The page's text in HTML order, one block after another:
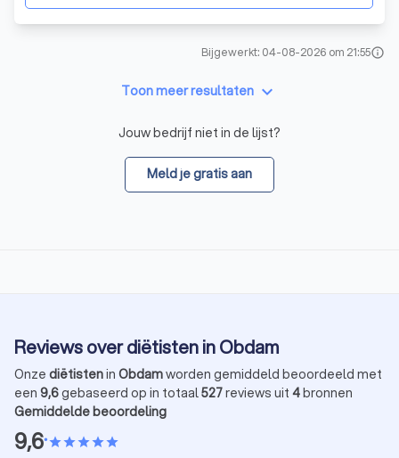
Bijgewerkt: 04-08-2026 om 21:55info
Toon meer resultaten keyboard_arrow_down
Jouw bedrijf niet in de lijst?
Meld je gratis aan
Reviews over diëtisten in Obdam
Onze diëtistenin Obdamworden gemiddeld beoordeeld met
een 9,6gebaseerd op in totaal527reviews uit 4bronnen
Gemiddelde beoordeling
9,6•starstarstarstarstar